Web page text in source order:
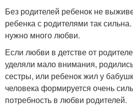
Без родителей ребенок не
ребенка с родителями так
нужно много любви.
Если любви в детстве от
уделяли мало внимания,
сестры, или ребенок жил у
человека формируется очень
потребность в любви родителей.